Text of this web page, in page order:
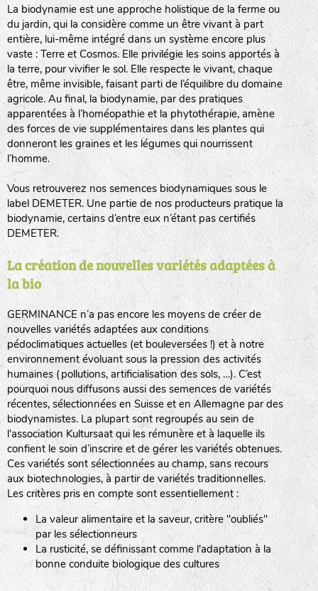
La biodynamie est une approche holistique de la ferme ou
du jardin, qui la considère comme un être vivant à part
entière, lui-même intégré dans un système encore plus
vaste : Terre et Cosmos. Elle privilégie les soins apportés à
la terre, pour vivifier le sol. Elle respecte le vivant, chaque
être, même invisible, faisant parti de l’équilibre du domaine
agricole. Au final, la biodynamie, par des pratiques
apparentées à l’homéopathie et la phytothérapie, amène
des forces de vie supplémentaires dans les plantes qui
donneront les graines et les légumes qui nourrissent
l’homme.
Vous retrouverez nos semences biodynamiques sous le
label DEMETER. Une partie de nos producteurs pratique la
biodynamie, certains d’entre eux n’étant pas certifiés
DEMETER.
La création de nouvelles variétés adaptées à
la bio
GERMINANCE n’a pas encore les moyens de créer de
nouvelles variétés adaptées aux conditions
pédoclimatiques actuelles (et bouleversées !) et à notre
environnement évoluant sous la pression des activités
humaines (pollutions, artificialisation des sols, …). C’est
pourquoi nous diffusons aussi des semences de variétés
récentes, sélectionnées en Suisse et en Allemagne par des
biodynamistes. La plupart sont regroupés au sein de
l'association Kultursaat qui les rémunère et à laquelle ils
confient le soin d’inscrire et de gérer les variétés obtenues.
Ces variétés sont sélectionnées au champ, sans recours
aux biotechnologies, à partir de variétés traditionnelles.
Les critères pris en compte sont essentiellement :
La valeur alimentaire et la saveur, critère "oubliés"
par les sélectionneurs
La rusticité, se définissant comme l'adaptation à la
bonne conduite biologique des cultures
BINGENHEIMER SAATGUT (BGH)
www.bingenheimersaatgut.de
DE BOLSTER (DBO)
www.bolster.nl
GRAINE DEL PAÏS (GDP)
www.grainesdelpais.com
JARDIN EN’VIE (JEV)
LA BOITE A GRAINES (LBAG)
LA RÉFÉRENCE :F BEL20BPA1A (en haut à gauche)
F : Fleurs.
Les autres catégories étant :
: Engrais vert
L: Légumes
A: Aromatiques
BEL : Code de la variété
(Ici Belle de nuit)
20 : Année de récolte(ici 2020)
BPA : Initiales du producteur ou du fournisseur de la
semence.
1 : Numéro d’ordre du lot
A : Sans calibre.
G: Gros
M: Moyen calibre
P: Petit calibre
biodiversité cultivée
Légumes feuilles
Légumes racines
Plantes aromatiques